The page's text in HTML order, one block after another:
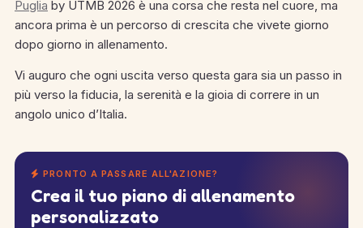
Puglia by UTMB 2026 è una corsa che resta nel cuore, ma
ancora prima è un percorso di crescita che vivete giorno
dopo giorno in allenamento.
Vi auguro che ogni uscita verso questa gara sia un passo in
più verso la fiducia, la serenità e la gioia di correre in un
angolo unico d’Italia.
PRONTO A PASSARE ALL'AZIONE?
Crea il tuo piano di allenamento
personalizzato